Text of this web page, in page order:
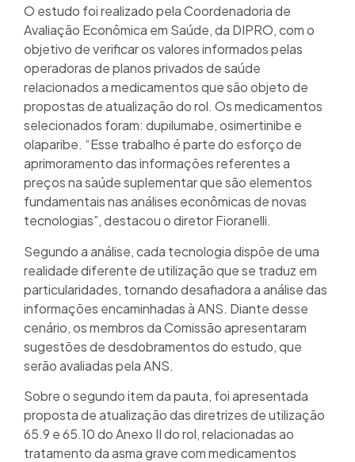
O estudo foi realizado pela Coordenadoria de
Avaliação Econômica em Saúde, da DIPRO, com o
objetivo de verificar os valores informados pelas
operadoras de planos privados de saúde
relacionados a medicamentos que são objeto de
propostas de atualização do rol. Os medicamentos
selecionados foram: dupilumabe, osimertinibe e
olaparibe. “Esse trabalho é parte do esforço de
aprimoramento das informações referentes a
preços na saúde suplementar que são elementos
fundamentais nas análises econômicas de novas
tecnologias”, destacou o diretor Fioranelli.
Segundo a análise, cada tecnologia dispõe de uma
realidade diferente de utilização que se traduz em
particularidades, tornando desafiadora a análise das
informações encaminhadas à ANS. Diante desse
cenário, os membros da Comissão apresentaram
sugestões de desdobramentos do estudo, que
serão avaliadas pela ANS.
Sobre o segundo item da pauta, foi apresentada
proposta de atualização das diretrizes de utilização
65.9 e 65.10 do Anexo II do rol, relacionadas ao
tratamento da asma grave com medicamentos